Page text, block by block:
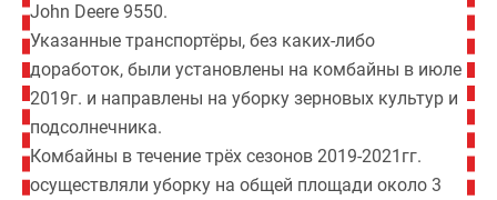
John Deere 9550.
Указанные транспортёры, без каких-либо
доработок, были установлены на комбайны в июле
2019г. и направлены на уборку зерновых культур и
подсолнечника.
Комбайны в течение трёх сезонов 2019-2021гг.
осуществляли уборку на общей площади около 3